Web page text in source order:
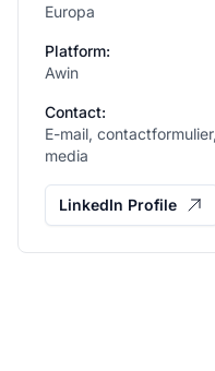
Europa
Platform:
Awin
Contact:
E-mail,
media
LinkedIn Profile